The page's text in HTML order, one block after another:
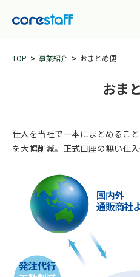
TOP 事業紹介 おまとめ便
おま
仕入を当社で一本にまとめるこ
を大幅削減。正式口座の無い仕